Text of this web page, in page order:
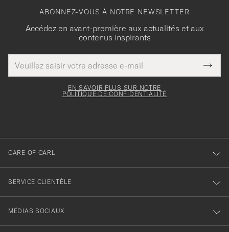
ABONNEZ-VOUS À NOTRE NEWSLETTER
Accédez en avant-première aux actualités et aux
contenus inspirants
de
courrier
Merci
pour
EN SAVOIR PLUS SUR NOTRE
POLITIQUE DE CONFIDENTIALITÉ
CARE OF CARL
SERVICE CLIENTÈLE
MÉDIAS SOCIAUX